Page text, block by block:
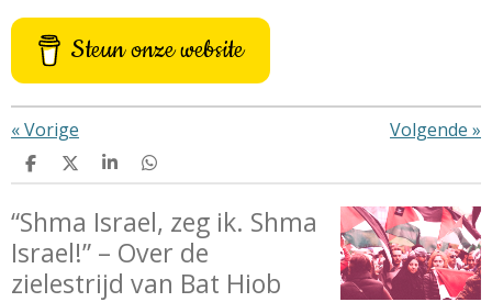
Steun onze website
«Vorige Volgende »
D
e
e
D
e
l
S
h
r
D
e
e
“Shma Israel, zeg ik. Shma
Israel!” – Over de
zielestrijd van Bat Hiob